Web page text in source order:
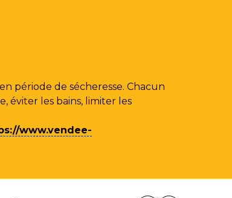
période de sécheresse. Chacun
éviter les bains, limiter les
www.vendee-